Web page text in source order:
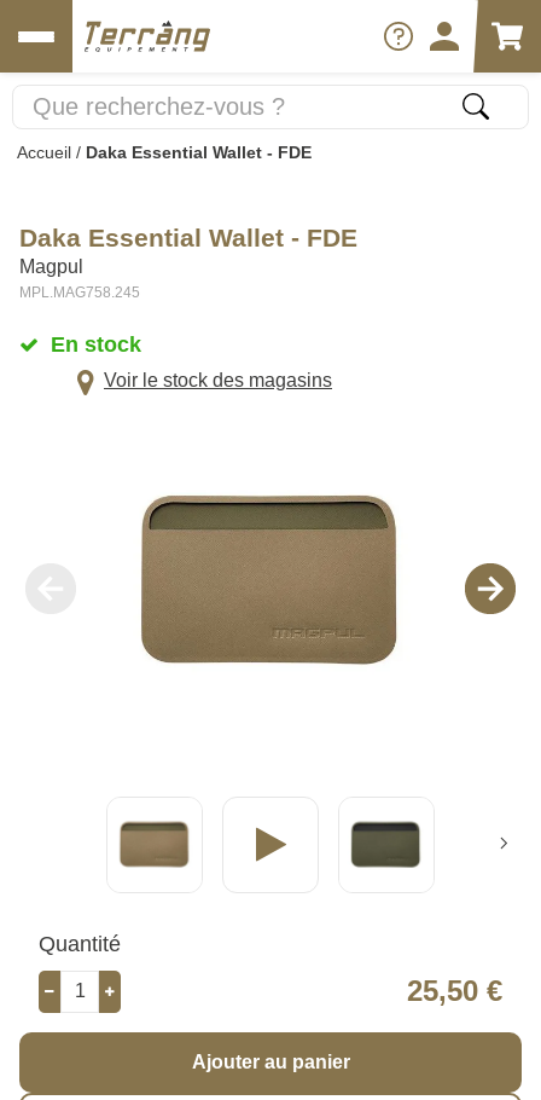
Accueil / Daka Essential Wallet - FDE
Daka Essential Wallet - FDE
Magpul
MPL.MAG758.245
En stock
Voir le stock des magasins
Quantité
25,50 €
Ajouter au panier